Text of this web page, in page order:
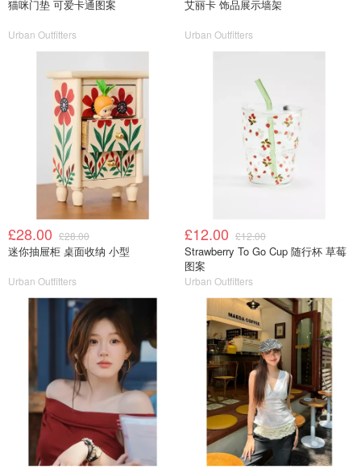
猫咪门垫 可爱卡通图案
Urban Outfitters
艾丽卡 饰品展示墙架
Urban Outfitters
£28.00 £28.00
迷你抽屉柜 桌面收纳 小型
Urban Outfitters
£12.00 £12.00
Strawberry To Go Cup 随行杯 草莓
图案
Urban Outfitters